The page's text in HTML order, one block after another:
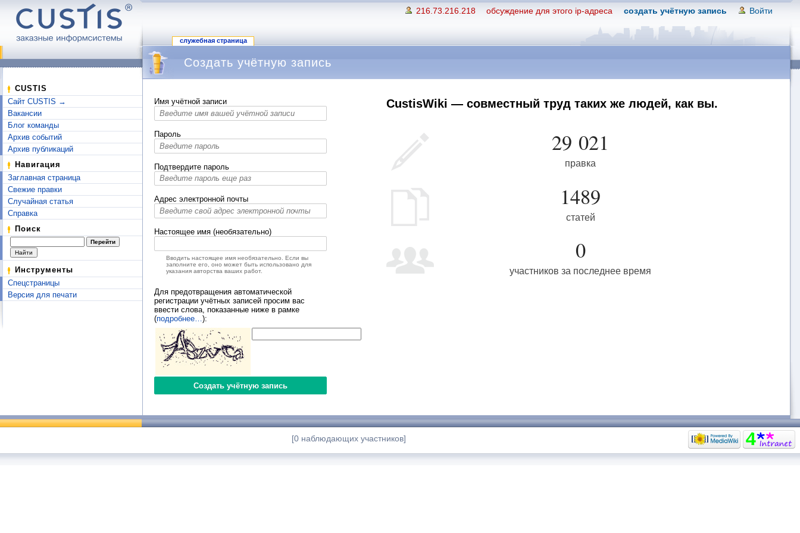
216.73.216.218 обсуждение для этого ip-адреса создать учётную запись Войти
служебная страница
CUSTIS
Сайт CUSTIS →
Вакансии
Блог команды
Архив событий
Архив публикаций
Навигация
Заглавная страница
Свежие правки
Случайная статья
Справка
Поиск
Инструменты
Спецстраницы
Версия для печати
Создать учётную запись
Имя учётной записи
Пароль
Подтвердите пароль
Адрес электронной почты
Настоящее имя (необязательно)
Вводить настоящее имя необязательно. Если вы
заполните его, оно может быть использовано для
указания авторства ваших работ.
Для предотвращения автоматической
регистрации учётных записей просим вас
ввести слова, показанные ниже в рамке
(подробнее… ):
CustisWiki — совместный труд таких же людей, как вы.
29 021
правка
1489
статей
0
участников за последнее время
[0 наблюдающих участников]